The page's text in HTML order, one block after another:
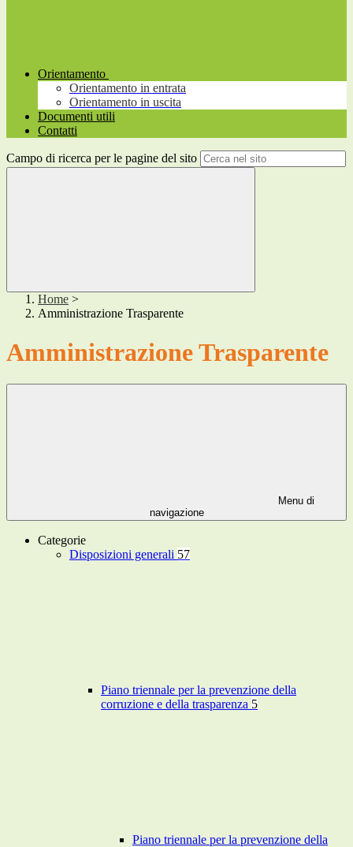
Orientamento
Orientamento in entrata
Orientamento in uscita
Documenti utili
Contatti
Campo di ricerca per le pagine del sito
Home >
Amministrazione Trasparente
Amministrazione Trasparente
Menu di
navigazione
Categorie
Disposizioni generali 57
Piano triennale per la prevenzione della
corruzione e della trasparenza 5
Piano triennale per la prevenzione della